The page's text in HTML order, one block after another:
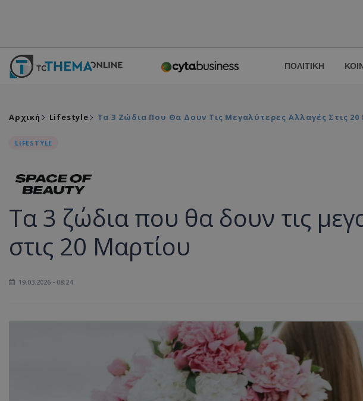
ΠΟΛΙΤΙΚΗ
Αρχική Lifestyle Τα 3 Ζώδια Που Θα Δουν Τις Μεγαλύτερες Αλλαγές Στις 20
LIFESTYLE
Τα 3 ζώδια που θα δουν τις
στις 20 Μαρτίου
19.03.2026 - 08:24